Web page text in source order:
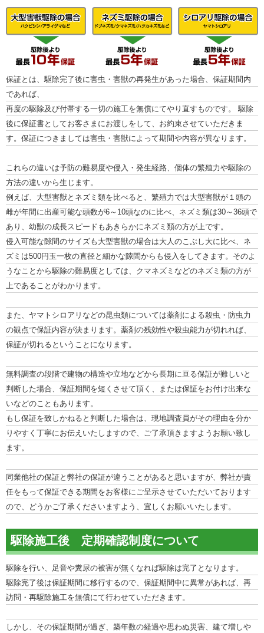
保証とは、駆除完了後に害虫・害獣の再発生があった場合、保証期間内
であれば、
再度の駆除及び付帯する一切の施工を無償にてやり直すものです。 駆除
後に保証書としてお客さまにお渡しをして、お約束させていただきま
す。保証につきましては害虫・害獣によって期間や内容が異なります。
これらの違いは予防の難易度や侵入・発生経路、個体の繁殖力や駆除の
方法の違いから生じます。
例えば、大型害獣とネズミ類を比べると、繁殖力では大型害獣が１頭の
雌が年間に出産可能な頭数が6～10頭なのに比べ、ネズミ類は30～36頭で
あり、幼獣の成長スピードもあきらかにネズミ類の方が上です。
侵入可能な隙間のサイズも大型害獣の場合は大人のこぶし大に比べ、ネ
ズミは500円玉一枚の直径と細かな隙間からも侵入をしてきます。そのよ
うなことから駆除の難易度としては、クマネズミなどのネズミ類の方が
上であることがわかります。
また、ヤマトシロアリなどの昆虫類については薬剤による殺虫・防虫力
の観点で保証内容が決まります。薬剤の残効性や殺虫能力が切れれば、
保証が切れるということになります。
無料調査の段階で建物の構造や立地などから長期に亘る保証が難しいと
判断した場合、保証期間を短くさせて頂く、または保証をお付け出来な
いなどのこともあります。
もし保証を致しかねると判断した場合は、現地調査員がその理由を分か
りやすく丁寧にお伝えいたしますので、ご了承頂きますようお願い致し
ます。
同業他社の保証と弊社の保証が違うことがあると思いますが、弊社が責
任をもって保証できる期間をお客様にご呈示させていただいております
ので、どうかご了承くださいますよう、宜しくお願いいたします。
駆除施工後 定期確認制度について
駆除を行い、足音や糞尿の被害が無くなれば駆除は完了となります。
駆除完了後は保証期間に移行するので、保証期間中に異常があれば、再
訪問・再駆除施工を無償にて行わせていただきます。
しかし、その保証期間が過ぎ、築年数の経過や思わぬ災害、建て増しや